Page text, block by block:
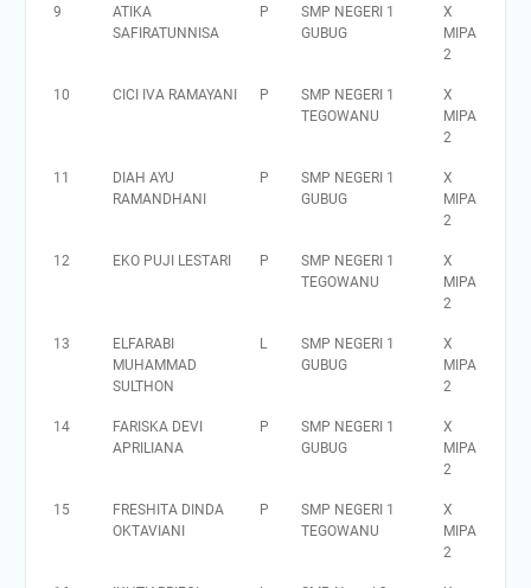
9
ATIKA
SAFIRATUNNISA
P
SMP NEGERI 1
GUBUG
X
MIPA
2
10 CICI IVA RAMAYANI P
SMP NEGERI 1
TEGOWANU
X
MIPA
2
11
DIAH AYU
RAMANDHANI
P
SMP NEGERI 1
GUBUG
X
MIPA
2
12 EKO PUJI LESTARI P
SMP NEGERI 1
TEGOWANU
X
MIPA
2
13
ELFARABI
MUHAMMAD
SULTHON
L
SMP NEGERI 1
GUBUG
X
MIPA
2
14
FARISKA DEVI
APRILIANA
P
SMP NEGERI 1
GUBUG
X
MIPA
2
15
FRESHITA DINDA
OKTAVIANI
P
SMP NEGERI 1
TEGOWANU
X
MIPA
2